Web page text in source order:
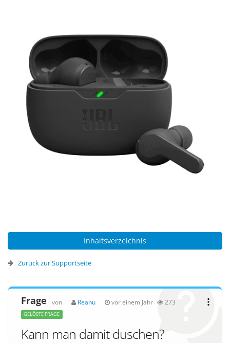
Inhaltsverzeichnis
Zurück zur Supportseite
Frage von Reanu vor einem Jahr 273
GELÖSTE FRAGE
Kann man damit duschen?